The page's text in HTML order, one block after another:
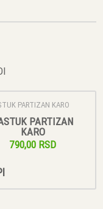
PARTIZAN
KARO
790,00 RSD